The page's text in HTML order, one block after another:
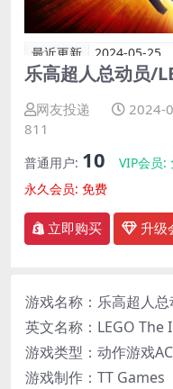
最近更新 2024-05-25
乐高超人总动员/
网友投递 2024-
811
普通用户: 10 VIP会员:
永久会员: 免费
立即购买 升级
游戏名称：乐高超人总
英文名称：LEGO The
游戏类型：动作游戏
游戏制作：TT Games